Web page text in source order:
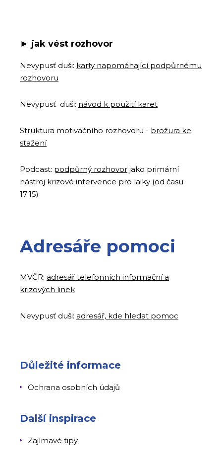
► jak vést rozhovor
Nevypusť duši: karty napomáhající podpůrnému
rozhovoru
Nevypusť duši: návod k použití karet
Struktura motivačního rozhovoru - brožura ke
stažení
Podcast: podpůrný rozhovor jako primární
nástroj krizové intervence pro laiky (od času
17:15)
Adresáře pomoci
MVČR: adresář telefonních informační a
krizových linek
Nevypusť duši: adresář, kde hledat pomoc
Důležité informace
Ochrana osobních údajů
Další inspirace
Zajímavé tipy